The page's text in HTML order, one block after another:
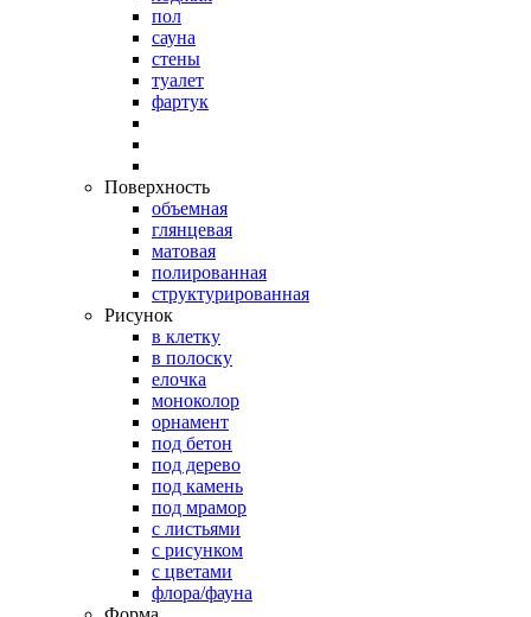
пол
сауна
стены
туалет
фартук
Поверхность
объемная
глянцевая
матовая
полированная
структурированная
Рисунок
в клетку
в полоску
елочка
моноколор
орнамент
под бетон
под дерево
под камень
под мрамор
с листьями
с рисунком
с цветами
флора/фауна